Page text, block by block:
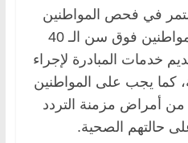
في فحص المواطنين
حتى 31 ديسمبر، داعيًا المواطنين فوق سن الـ 40
خدمات المبادرة لإجراء
كما يجب على المواطنين
من أمراض مزمنة التردد
حالتهم الصحية.